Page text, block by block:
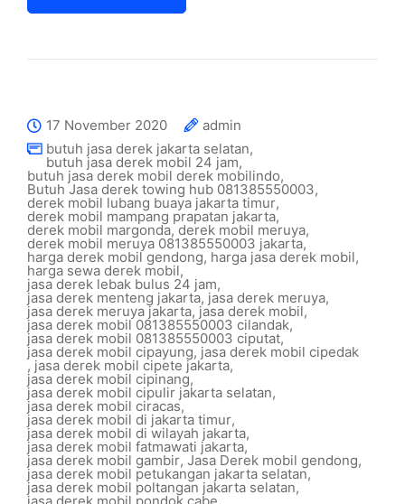
17 November 2020
admin
butuh jasa derek jakarta selatan,
butuh jasa derek mobil 24 jam,
butuh jasa derek mobil derek mobilindo,
Butuh Jasa derek towing hub 081385550003,
derek mobil lubang buaya jakarta timur,
derek mobil mampang prapatan jakarta,
derek mobil margonda,derek mobil meruya,
derek mobil meruya 081385550003 jakarta,
harga derek mobil gendong, harga jasa derek mobil,
harga sewa derek mobil,
jasa derek lebak bulus 24 jam,
jasa derek menteng jakarta, jasa derek meruya,
jasa derek meruya jakarta, jasa derek mobil,
jasa derek mobil 081385550003 cilandak,
jasa derek mobil 081385550003 ciputat,
jasa derek mobil cipayung, jasa derek mobil cipedak
, jasa derek mobil cipete jakarta,
jasa derek mobil cipinang,
jasa derek mobil cipulir jakarta selatan,
jasa derek mobil ciracas,
jasa derek mobil di jakarta timur,
jasa derek mobil di wilayah jakarta,
jasa derek mobil fatmawati jakarta,
jasa derek mobil gambir, Jasa Derek mobil gendong,
jasa derek mobil petukangan jakarta selatan,
jasa derek mobil poltangan jakarta selatan,